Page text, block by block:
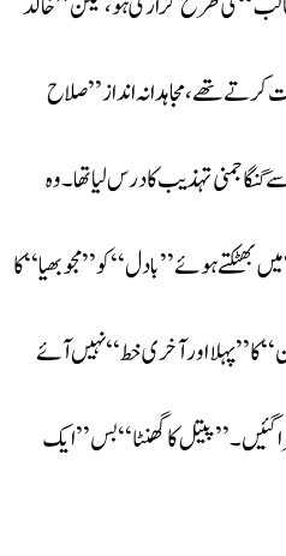
تھے، مجاہدانہ انداز ’’صلاح
گنگا جمنی تہذیب کا درس لیا تھا۔وہ
ہوئے ’’بادل‘‘کو’’ مجو بھیا‘‘کا
’’پہلا اور آخری خط‘‘نہیں آئے
گئیں۔’’پیتل کا گھنٹا‘‘ بس ’’ایک